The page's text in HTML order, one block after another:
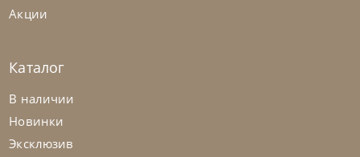
Акции
Каталог
В наличии
Новинки
Эксклюзив